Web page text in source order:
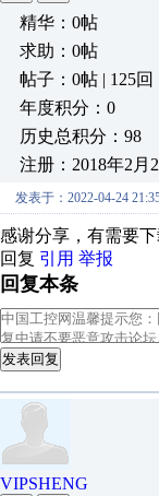
精华：0帖
求助：0帖
帖子：0帖 | 125回
年度积分：0
历史总积分：98
注册：2018年2月
发表于：2022-04-24
感谢分享，有需要
回复 引用 举报
回复本条
发表回复
VIPSHENG